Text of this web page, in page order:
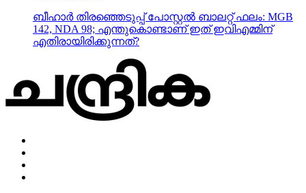
ബീഹാർ തിരഞ്ഞെടുപ്പ് പോസ്റ്റൽ ബാലറ്റ് ഫലം: MGB
142, NDA 98; എന്തുകൊണ്ടാണ് ഇത് ഇവിഎമ്മിന്
എതിരായിരിക്കുന്നത്?